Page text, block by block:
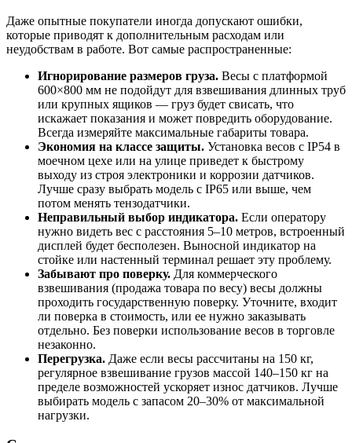
Даже опытные покупатели иногда допускают ошибки,
которые приводят к дополнительным расходам или
неудобствам в работе. Вот самые распространенные:
Игнорирование размеров груза. Весы с платформой
600×800 мм не подойдут для взвешивания длинных труб
или крупных ящиков — груз будет свисать, что
искажает показания и может повредить оборудование.
Всегда измеряйте максимальные габариты товара.
Экономия на классе защиты. Установка весов с IP54 в
моечном цехе или на улице приведет к быстрому
выходу из строя электроники и коррозии датчиков.
Лучше сразу выбрать модель с IP65 или выше, чем
потом менять тензодатчики.
Неправильный выбор индикатора. Если оператору
нужно видеть вес с расстояния 5–10 метров, встроенный
дисплей будет бесполезен. Выносной индикатор на
стойке или настенный терминал решает эту проблему.
Забывают про поверку. Для коммерческого
взвешивания (продажа товара по весу) весы должны
проходить государственную поверку. Уточните, входит
ли поверка в стоимость, или ее нужно заказывать
отдельно. Без поверки использование весов в торговле
незаконно.
Перегрузка. Даже если весы рассчитаны на 150 кг,
регулярное взвешивание грузов массой 140–150 кг на
пределе возможностей ускоряет износ датчиков. Лучше
выбирать модель с запасом 20–30% от максимальной
нагрузки.